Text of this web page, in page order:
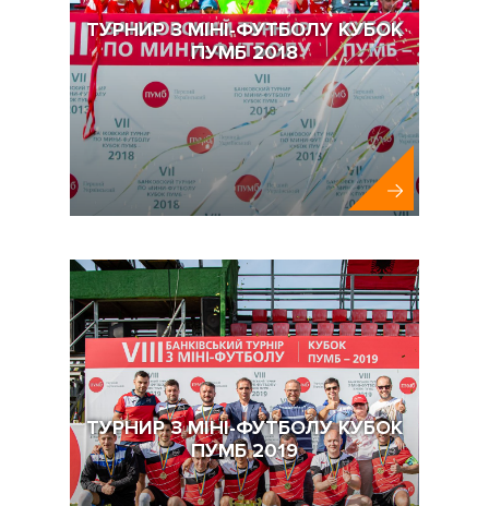
ТУРНИР З МІНІ-ФУТБОЛУ КУБОК
ПУМБ 2018
ТУРНИР З МІНІ-ФУТБОЛУ КУБОК
ПУМБ 2019